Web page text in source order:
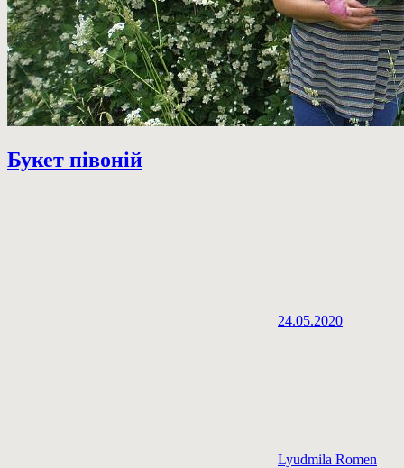
Букет півоній
24.05.2020
Lyudmila Romen